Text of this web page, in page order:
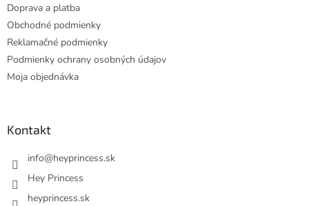
Doprava a platba
Obchodné podmienky
Reklamačné podmienky
Podmienky ochrany osobných údajov
Moja objednávka
Kontakt
info@heyprincess.sk
Hey Princess
heyprincess.sk